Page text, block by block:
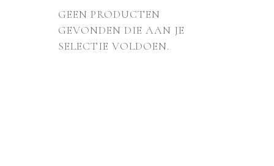
GEEN PRODUCTEN
GEVONDEN DIE AAN JE
SELECTIE VOLDOEN.